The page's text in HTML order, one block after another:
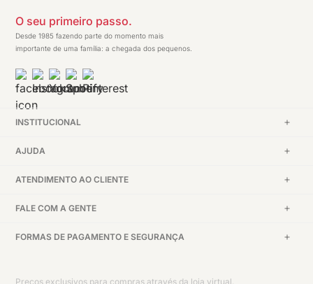
O seu primeiro passo.
Desde 1985 fazendo parte do momento mais
importante de uma família: a chegada dos pequenos.
INSTITUCIONAL
AJUDA
ATENDIMENTO AO CLIENTE
FALE COM A GENTE
FORMAS DE PAGAMENTO E SEGURANÇA
Preços exclusivos para compras através da loja virtual.